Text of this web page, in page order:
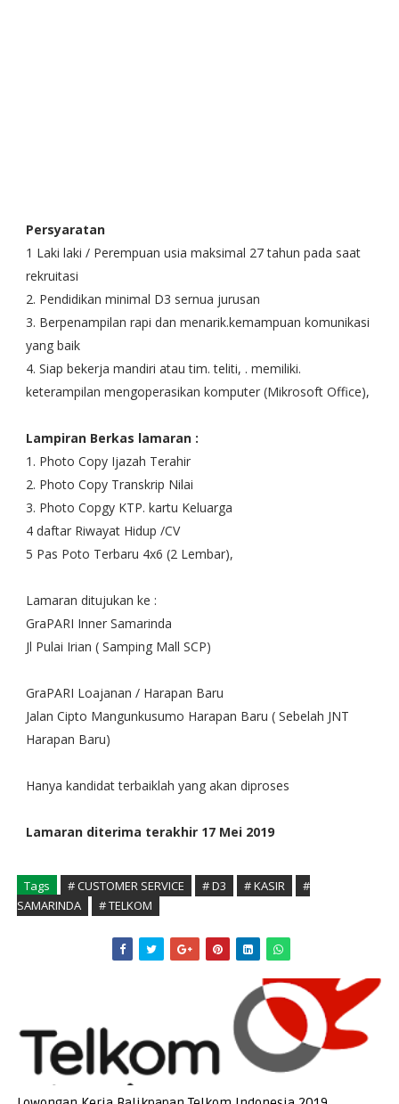
Persyaratan
1 Laki laki / Perempuan usia maksimal 27 tahun pada saat
rekruitasi
2. Pendidikan minimal D3 sernua jurusan
3. Berpenampilan rapi dan menarik.kemampuan komunikasi
yang baik
4. Siap bekerja mandiri atau tim. teliti, . memiliki.
keterampilan mengoperasikan komputer (Mikrosoft Office),
Lampiran Berkas lamaran :
1. Photo Copy Ijazah Terahir
2. Photo Copy Transkrip Nilai
3. Photo Copgy KTP. kartu Keluarga
4 daftar Riwayat Hidup /CV
5 Pas Poto Terbaru 4x6 (2 Lembar),
Lamaran ditujukan ke :
GraPARI Inner Samarinda
Jl Pulai Irian ( Samping Mall SCP)
GraPARI Loajanan / Harapan Baru
Jalan Cipto Mangunkusumo Harapan Baru ( Sebelah JNT
Harapan Baru)
Hanya kandidat terbaiklah yang akan diproses
Lamaran diterima terakhir 17 Mei 2019
Tags # CUSTOMER SERVICE # D3 # KASIR
#
SAMARINDA
# TELKOM